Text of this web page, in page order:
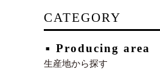
CATEGORY
Producing area
生産地から探す